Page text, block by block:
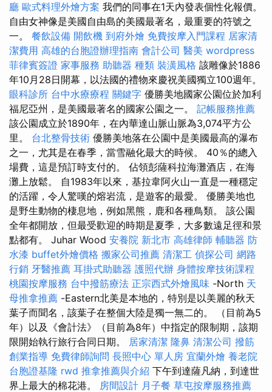
廳 歐式料理外燴方案 我們的同事在1天內發表個性化報價。
自由女神像是美國自由島的美國最著名，最重要的符號之
一。 餐飲設備 開飲機 到府外燴 免費按摩入門課程 居家清
潔費用 高雄的台胞證辦理指南 會計公司 醫美 wordpress
菲律賓簽證 家事服務 助聽器 種類 裝潢風格 該雕像於1886
年10月28日開幕，以法國的禮物來慶祝美國獨立100週年。
眼科診所 台中水療療程 關鍵字 優勝美地國家公園位於加利
福尼亞州，是美國最著名的國家公園之一。 記帳服務推薦
該公園成立於1890年，在內華達山脈山脈為3,074平方公
里。 台北整骨技術 優勝美地落在公園中是美國最高的瀑布
之一，尤其是在春季，當雪融化最大的時候。 40％的總入
場費，這是預訂時支付的。 佔領彭薩科拉海灘酒店，在海
灘上放鬆。 自1983年以來，基拉韋阿火山一直是一種穩定
的活躍，令人驚嘆的熔岩流，是遊客的最愛。 優勝美地也
是野生動物的棲息地，例如黑熊，鹿和各種鳥類。 該公園
全年都開放，但最受歡迎的時期是夏季，大多數遠足徑和景
點都有。 Juhar Wood 安養院 新北市 高雄律師 輔聽器 防
水漆 buffet外燴價格 搬家公司推薦 清潔工 偵探公司 網路
行銷 牙醫推薦 耳掛式助聽器 護照代辦 身體按摩技術課程
桃園按摩服務 台中撥筋療法 正宗西式外燴風味 -North 天
母推拿推薦 -Eastern北美是本地的，特別是以美麗的秋天
葉子而聞名，該葉子在整個大陸是獨一無二的。 （目前為5
年）以及《會計法》（目前為8年）中指定的限制期，該期
限開始執行旅行合同日期。 居家清潔 隆鼻 清潔公司 撥筋
創業指導 免費律師詢問 長照中心 單人房 宜蘭外燴 養老院
台胞證基隆 rwd 推拿推薦與介紹 下午到達薩凡納，到達世
界上最大的棉花港。 房間設計 月子餐 草屯按摩服務推薦